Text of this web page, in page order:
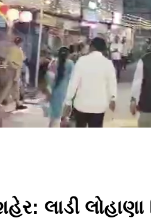
લાડી લોહાણા